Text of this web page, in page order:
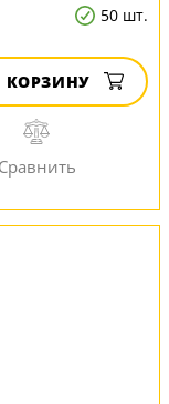
50 шт.
КОРЗИНУ